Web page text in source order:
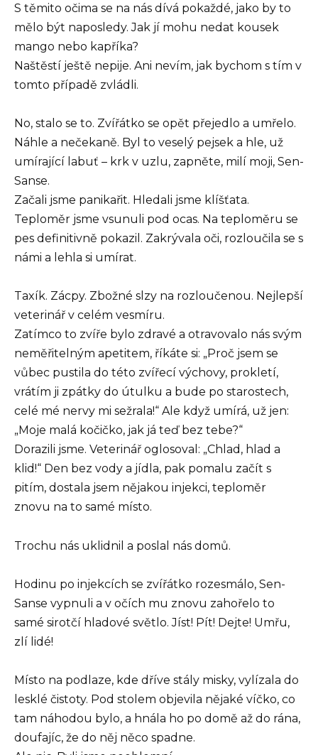
S těmito očima se na nás dívá pokaždé, jako by to
mělo být naposledy. Jak jí mohu nedat kousek
mango nebo kapříka?
Naštěstí ještě nepije. Ani nevím, jak bychom s tím v
tomto případě zvládli.
No, stalo se to. Zvířátko se opět přejedlo a umřelo.
Náhle a nečekaně. Byl to veselý pejsek a hle, už
umírající labuť – krk v uzlu, zapněte, milí moji, Sen-
Sanse.
Začali jsme panikařit. Hledali jsme klíšťata.
Teploměr jsme vsunuli pod ocas. Na teploměru se
pes definitivně pokazil. Zakrývala oči, rozloučila se s
námi a lehla si umírat.
Taxík. Zácpy. Zbožné slzy na rozloučenou. Nejlepší
veterinář v celém vesmíru.
Zatímco to zvíře bylo zdravé a otravovalo nás svým
neměřitelným apetitem, říkáte si: „Proč jsem se
vůbec pustila do této zvířecí výchovy, prokletí,
vrátím ji zpátky do útulku a bude po starostech,
celé mé nervy mi sežrala!“ Ale když umírá, už jen:
„Moje malá kočičko, jak já teď bez tebe?“
Dorazili jsme. Veterinář oglosoval: „Chlad, hlad a
klid!“ Den bez vody a jídla, pak pomalu začít s
pitím, dostala jsem nějakou injekci, teploměr
znovu na to samé místo.
Trochu nás uklidnil a poslal nás domů.
Hodinu po injekcích se zvířátko rozesmálo, Sen-
Sanse vypnuli a v očích mu znovu zahořelo to
samé sirotčí hladové světlo. Jíst! Pít! Dejte! Umřu,
zlí lidé!
Místo na podlaze, kde dříve stály misky, vylízala do
lesklé čistoty. Pod stolem objevila nějaké víčko, co
tam náhodou bylo, a hnála ho po domě až do rána,
doufajíc, že do něj něco spadne.